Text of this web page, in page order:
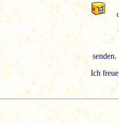
senden.
Ich